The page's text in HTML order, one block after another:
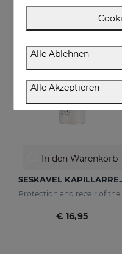
In den Warenkorb
Protection and
€ 16,95
Alle Ablehnen
Alle Akzeptieren